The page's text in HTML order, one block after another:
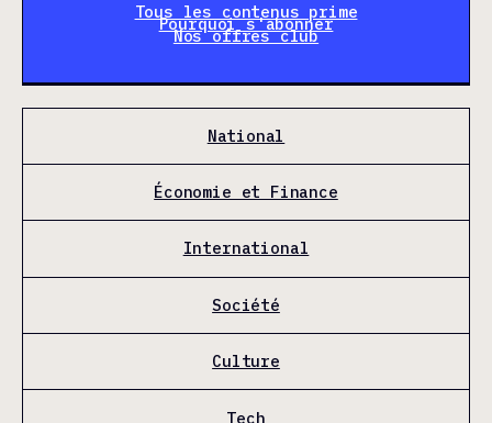
Tous les contenus prime
Pourquoi s'abonner
Nos offres club
National
Économie et Finance
International
Société
Culture
Tech